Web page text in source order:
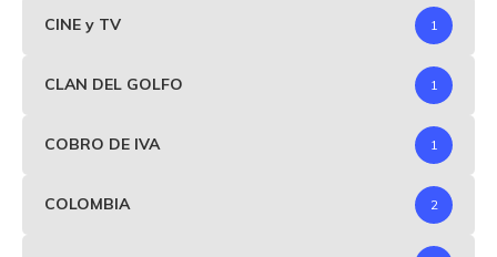
CINE y TV 1
CLAN DEL GOLFO 1
COBRO DE IVA 1
COLOMBIA 2